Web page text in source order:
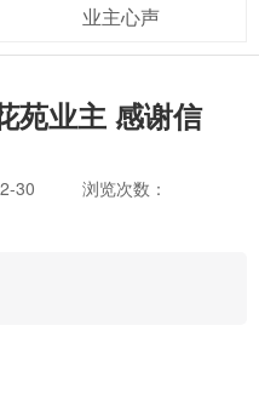
业主心声
苑业主 感谢信
30
浏览次数：